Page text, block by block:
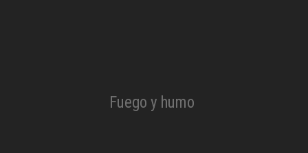
Fuego y humo